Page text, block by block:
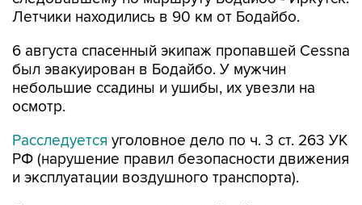
6 августа спасенный экипаж пропавшей Cessna
небольшие ссадины и ушибы, их увезли на
осмотр.
Расследуется
и эксплуатации воздушного транспорта).
По данным следствия, аварийный радиомаяк